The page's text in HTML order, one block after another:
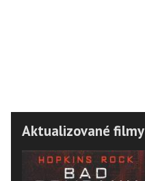
Aktualizované filmy